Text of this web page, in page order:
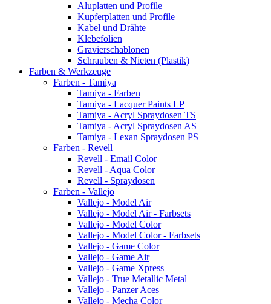
Aluplatten und Profile
Kupferplatten und Profile
Kabel und Drähte
Klebefolien
Gravierschablonen
Schrauben & Nieten (Plastik)
Farben & Werkzeuge
Farben - Tamiya
Tamiya - Farben
Tamiya - Lacquer Paints LP
Tamiya - Acryl Spraydosen TS
Tamiya - Acryl Spraydosen AS
Tamiya - Lexan Spraydosen PS
Farben - Revell
Revell - Email Color
Revell - Aqua Color
Revell - Spraydosen
Farben - Vallejo
Vallejo - Model Air
Vallejo - Model Air - Farbsets
Vallejo - Model Color
Vallejo - Model Color - Farbsets
Vallejo - Game Color
Vallejo - Game Air
Vallejo - Game Xpress
Vallejo - True Metallic Metal
Vallejo - Panzer Aces
Vallejo - Mecha Color